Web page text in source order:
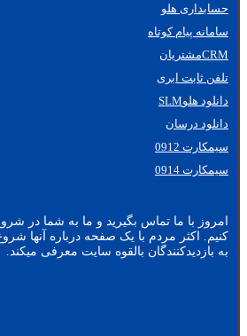
حسابداری هلو
سامانه پیام کوتاه
CRMمشتریان
تلفن ثابت ابری
دانلود هلوSLM
دانلود درسان
سیمکارت 0912
سیمکارت 0914
امروز با ما تماس بگیرید و ما به شما در
کنیم. اکثر مردم با یک صفحه درباره آنها شروع
به بازدیدکنندگان بالقوه سایت معرفی میکند.